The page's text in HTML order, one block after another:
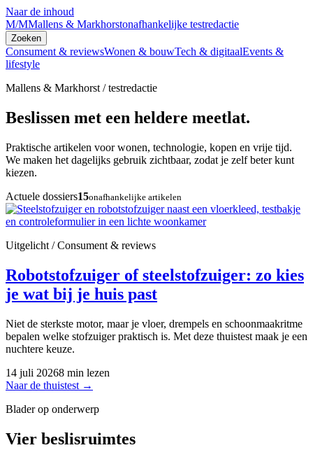
Naar de inhoud
M/MMallens & Markhorstonafhankelijke testredactie
Zoeken
Consument & reviewsWonen & bouwTech & digitaalEvents &
lifestyle
Mallens & Markhorst / testredactie
Beslissen met een heldere meetlat.
Praktische artikelen voor wonen, technologie, kopen en vrije tijd.
We maken het dagelijks gebruik zichtbaar, zodat je zelf beter kunt
kiezen.
Actuele dossiers15onafhankelijke artikelen
Uitgelicht / Consument & reviews
Robotstofzuiger of steelstofzuiger: zo kies
je wat bij je huis past
Niet de sterkste motor, maar je vloer, drempels en schoonmaakritme
bepalen welke stofzuiger praktisch is. Met deze thuistest maak je een
nuchtere keuze.
14 juli 20268 min lezen
Naar de thuistest →
Blader op onderwerp
Vier beslisruimtes